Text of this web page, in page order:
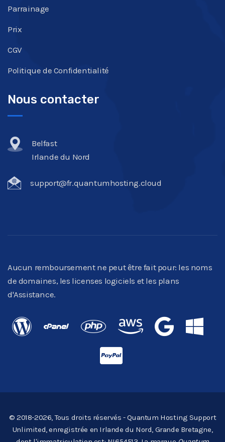
Parrainage
Prix
CGV
Politique de Confidentialité
Nous contacter
Belfast
Irlande du Nord
support@fr.quantumhosting.cloud
Aucun remboursement ne peut être fait pour: les noms
de domaines, les licenses logiciels et les plans
d'Assistance.
© 2018-2026, Tous droits réservés - Quantum Hosting Support
Unlimited, enregistrée en Irlande du Nord, Grande Bretagne,